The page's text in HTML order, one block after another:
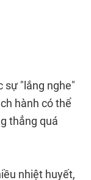
sự "lắng nghe"
hành có thể
thẳng quá
nhiệt huyết,